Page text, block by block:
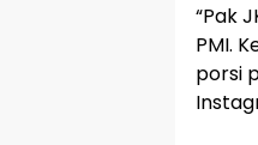
“Pak
PMI.
porsi